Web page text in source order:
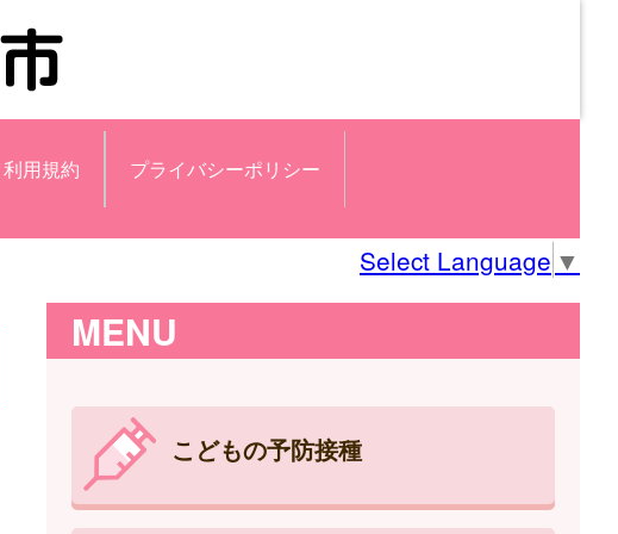
利用規約 プライバシーポリシー
Select Language ▼
MENU
こどもの予防接種